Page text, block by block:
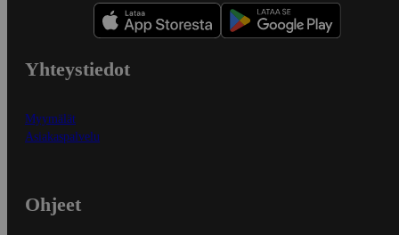
Yhteystiedot
Myymälät
Asiakaspalvelu
Ohjeet